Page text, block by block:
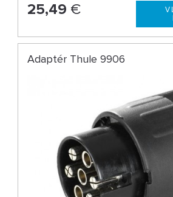
25,49 €
Adaptér Thule 9906